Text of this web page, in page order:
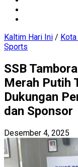
Kaltim Hari Ini /
Sports
SSB
Merah Putih
Dukungan
dan Sponsor
Desember 4, 2025